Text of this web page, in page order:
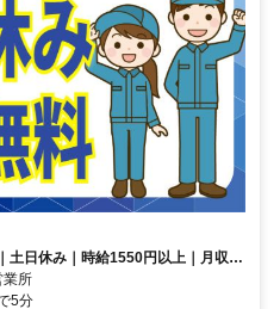
土日休み｜時給1550円以上｜月収36
業所
5分